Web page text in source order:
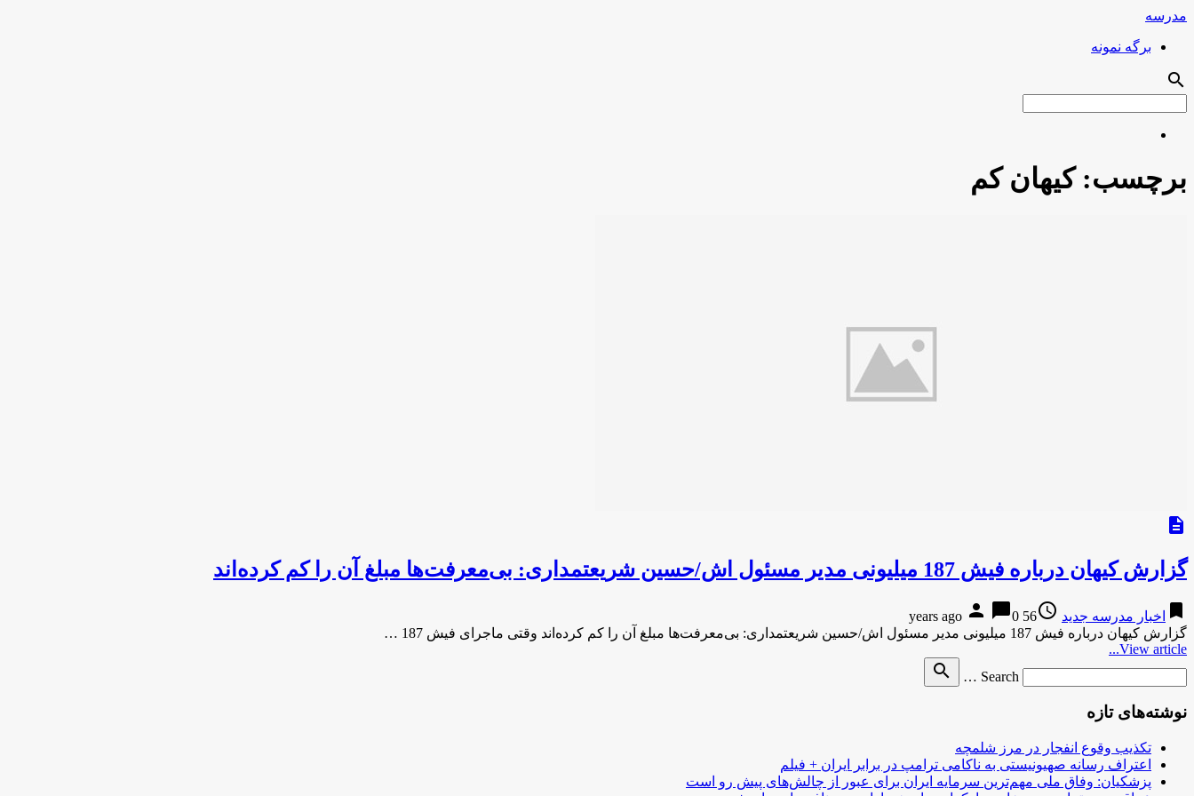
مدرسه
برگه نمونه
search
برچسب:کیهان کم
description
گزارش کیهان درباره فیش 187 میلیونی مدیر مسئول اش/حسین شریعتمداری: بی‌معرفت‌ها مبلغ آن را کم کرده‌اند
bookmark اخبار مدرسه جدید access_time
56 years ago
person chat_bubble0
گزارش کیهان درباره فیش 187 میلیونی مدیر مسئول اش/حسین شریعتمداری: بی‌معرفت‌ها مبلغ آن را کم کرده‌اند وقتی ماجرای فیش 187 …
View article...
Search …
search
نوشته‌های تازه
تکذیب وقوع انفجار در مرز شلمچه
اعتراف رسانه صهیونیستی به ناکامی ترامپ در برابر ایران + فیلم
پزشکیان: وفاق ملی مهم‌ترین سرمایه ایران برای عبور از چالش‌های پیش رو است